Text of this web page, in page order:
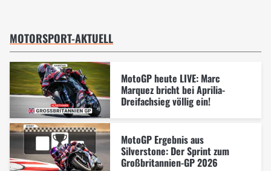
MOTORSPORT-AKTUELL
MotoGP heute LIVE: Marc
Marquez bricht bei Aprilia-
Dreifachsieg völlig ein!
MotoGP Ergebnis aus
Silverstone: Der Sprint zum
Großbritannien-GP 2026